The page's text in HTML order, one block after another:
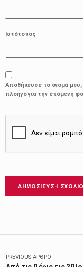
Ιστότοπος
Αποθήκευσε το όνομά μου,
πλοηγό για την επόμενη
Πλοήγηση άρθρων
PREVIOUS ΆΡΘΡΟ